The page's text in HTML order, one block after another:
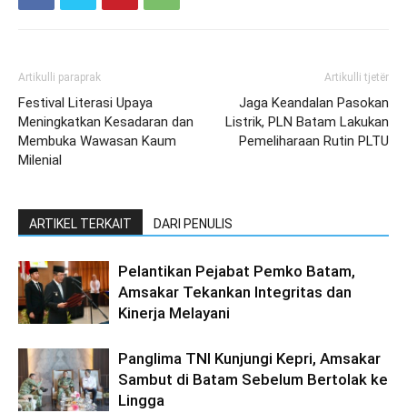
Artikulli paraprak
Festival Literasi Upaya
Meningkatkan Kesadaran dan
Membuka Wawasan Kaum
Milenial
Artikulli tjetër
Jaga Keandalan Pasokan
Listrik, PLN Batam Lakukan
Pemeliharaan Rutin PLTU
ARTIKEL TERKAIT DARI PENULIS
Pelantikan Pejabat Pemko Batam,
Amsakar Tekankan Integritas dan
Kinerja Melayani
Panglima TNI Kunjungi Kepri, Amsakar
Sambut di Batam Sebelum Bertolak ke
Lingga